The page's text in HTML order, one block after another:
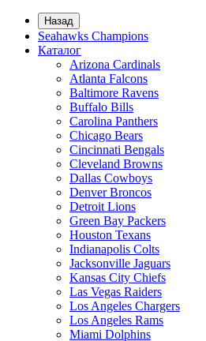
Назад
Seahawks Champions
Каталог
Arizona Cardinals
Atlanta Falcons
Baltimore Ravens
Buffalo Bills
Carolina Panthers
Chicago Bears
Cincinnati Bengals
Cleveland Browns
Dallas Cowboys
Denver Broncos
Detroit Lions
Green Bay Packers
Houston Texans
Indianapolis Colts
Jacksonville Jaguars
Kansas City Chiefs
Las Vegas Raiders
Los Angeles Chargers
Los Angeles Rams
Miami Dolphins